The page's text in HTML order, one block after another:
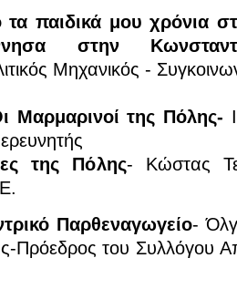
παιδικά μου χρόνια
στην
Μηχανικός -
Μαρμαρινοί της Πόλης-
της Πόλης- Κώστας
Παρθεναγωγείο-
Πρόεδρος του Συλλόγου